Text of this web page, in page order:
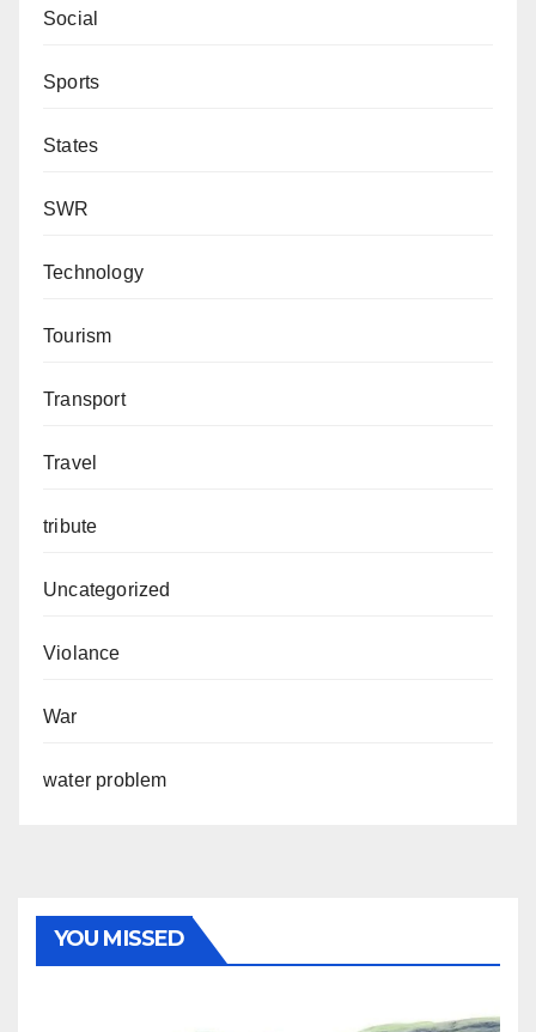
Social
Sports
States
SWR
Technology
Tourism
Transport
Travel
tribute
Uncategorized
Violance
War
water problem
YOU MISSED